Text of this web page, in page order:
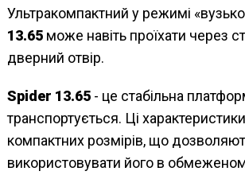
Ультракомпактний у режимі
13.65може навіть проїхати через
дверний отвір.
Spider 13.65- це стабільна
транспортується. Ці
компактних розмірів, що
використовувати його в